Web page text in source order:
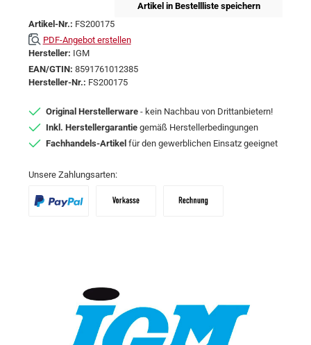
Artikel in Bestellliste speichern
Artikel-Nr.: FS200175
PDF-Angebot erstellen
Hersteller: IGM
EAN/GTIN: 8591761012385
Hersteller-Nr.: FS200175
Original Herstellerware - kein Nachbau von Drittanbietern!
Inkl. Herstellergarantie gemäß Herstellerbedingungen
Fachhandels-Artikel für den gewerblichen Einsatz geeignet
Unsere Zahlungsarten: